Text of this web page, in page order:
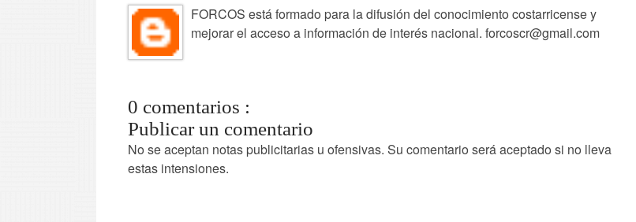
FORCOS está formado para la difusión del conocimiento costarricense y
mejorar el acceso a información de interés nacional. forcoscr@gmail.com
0 comentarios :
Publicar un comentario
No se aceptan notas publicitarias u ofensivas. Su comentario será aceptado si no lleva
estas intensiones.